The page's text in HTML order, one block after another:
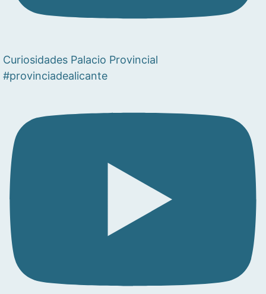
Curiosidades Palacio Provincial
#provinciadealicante